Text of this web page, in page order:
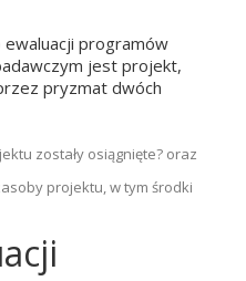
ewaluacji programów
jest projekt,
pryzmat dwóch
zostały osiągnięte? oraz
projektu, w tym środki